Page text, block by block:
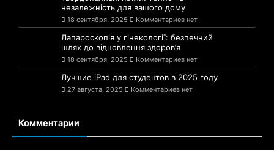
незалежність для вашого дому
18 сентября, 2025 Комментариев нет
Лапароскопія у гінекології: безпечний
шлях до відновлення здоров’я
18 сентября, 2025 Комментариев нет
Лучшие iPad для студентов в 2025 году
27 августа, 2025 Комментариев нет
Комментарии